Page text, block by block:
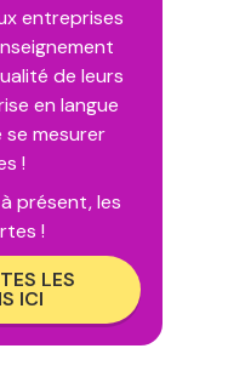
entreprises
de leurs
en langue
mesurer
!
présent, les
!
LES
ICI